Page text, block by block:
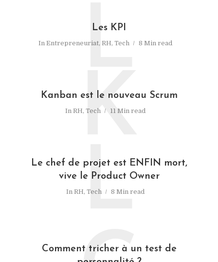
Les KPI
In Entrepreneuriat, RH, Tech 8 Min read
L
Kanban est le nouveau Scrum
In RH, Tech 11 Min read
K
Le chef de projet est ENFIN mort,
vive le Product Owner
In RH, Tech 8 Min read
L
Comment tricher à un test de